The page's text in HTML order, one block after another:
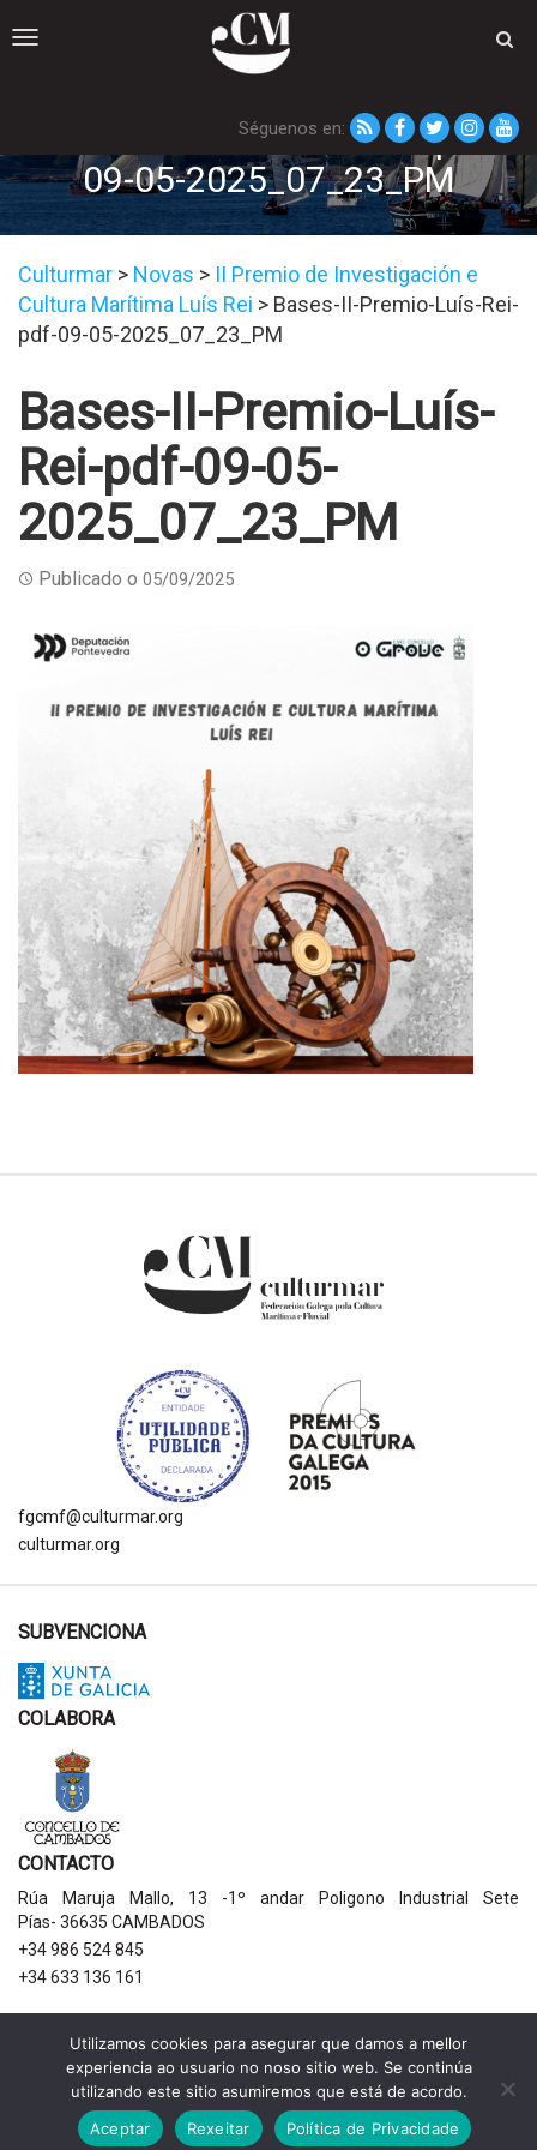
Toggle
Séguenos en:
Bases-II-Premio-Luís-Rei-pdf-
09-05-2025_07_23_PM
Culturmar > Novas > II Premio de Investigación e
Cultura Marítima Luís Rei > Bases-II-Premio-Luís-Rei-
pdf-09-05-2025_07_23_PM
Bases-II-Premio-Luís-
Rei-pdf-09-05-
2025_07_23_PM
Publicado o 05/09/2025
fgcmf@culturmar.org
culturmar.org
SUBVENCIONA
COLABORA
CONTACTO
Rúa Maruja Mallo, 13 -1º andar Poligono Industrial Sete
Pías- 36635 CAMBADOS
+34 986 524 845
+34 633 136 161
AVISOS LEGAIS
Política de privacidade
Aviso legal
Política de cookies
Utilizamos cookies para asegurar que damos a mellor
experiencia ao usuario no noso sitio web. Se continúa
utilizando este sitio asumiremos que está de acordo.
Aceptar
Rexeitar Política de Privacidade